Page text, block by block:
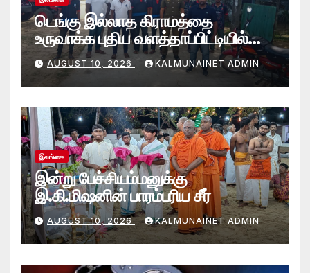
டெங்கு இல்லாத கிராமத்தை
உருவாக்க புதிய வளத்தாப்பிட்டியில்
கூட்டுப் பணி.
AUGUST 10, 2026 KALMUNAINET ADMIN
இலங்கை
இன்று பேச்சியம்மனுக்கு
இ.கி.மிஷனின் பாரம்பரிய சீர்
AUGUST 10, 2026 KALMUNAINET ADMIN